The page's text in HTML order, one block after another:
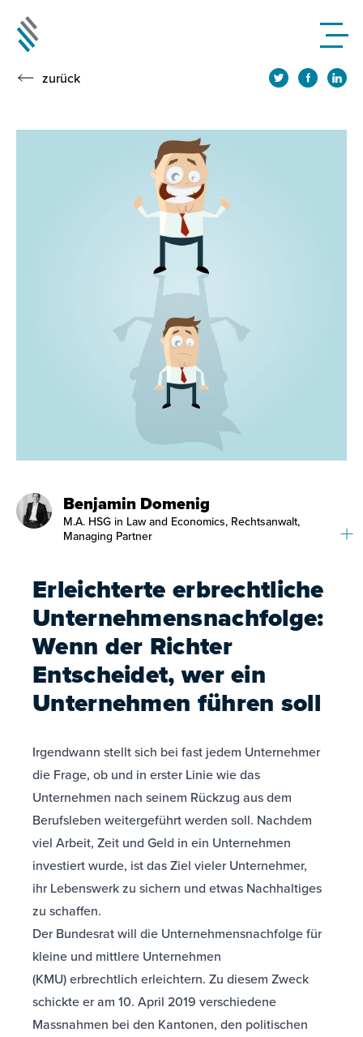
zurück
Benjamin Domenig
M.A. HSG in Law and Economics, Rechtsanwalt,
Managing Partner
Erleichterte erbrechtliche
Unternehmensnachfolge:
Wenn der Richter
Entscheidet, wer ein
Unternehmen führen soll
Irgendwann stellt sich bei fast jedem Unternehmer
die Frage, ob und in erster Linie wie das
Unternehmen nach seinem Rückzug aus dem
Berufsleben weitergeführt werden soll. Nachdem
viel Arbeit, Zeit und Geld in ein Unternehmen
investiert wurde, ist das Ziel vieler Unternehmer,
ihr Lebenswerk zu sichern und etwas Nachhaltiges
zu schaffen.
Der Bundesrat will die Unternehmensnachfolge für
kleine und mittlere Unternehmen
(KMU) erbrechtlich erleichtern. Zu diesem Zweck
schickte er am 10. April 2019 verschiedene
Massnahmen bei den Kantonen, den politischen